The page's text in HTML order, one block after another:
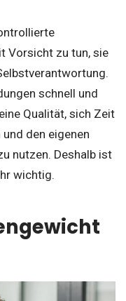
Vorsicht zu tun, sie
schnell und
Qualität, sich Zeit
den eigenen
nutzen. Deshalb ist
wichtig.